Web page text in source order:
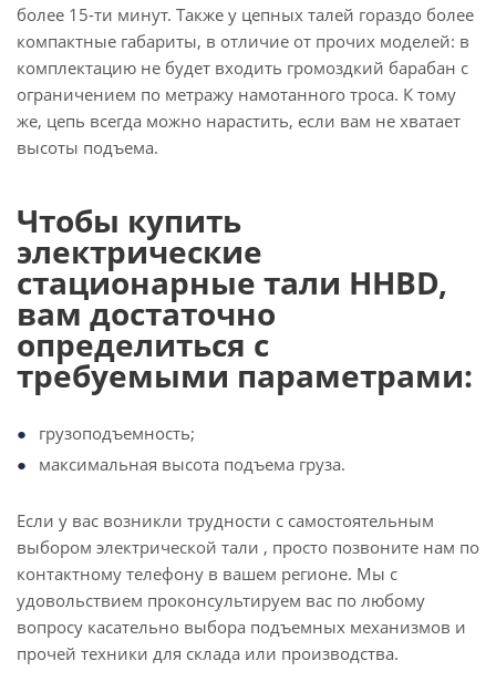
более 15-ти минут. Также у цепных талей гораздо более
компактные габариты, в отличие от прочих моделей: в
комплектацию не будет входить громоздкий барабан с
ограничением по метражу намотанного троса. К тому
же, цепь всегда можно нарастить, если вам не хватает
высоты подъема.
Чтобы купить
электрические
стационарные тали HHBD,
вам достаточно
определиться с
требуемыми параметрами:
грузоподъемность;
максимальная высота подъема груза.
Если у вас возникли трудности с самостоятельным
выбором электрической тали , просто позвоните нам по
контактному телефону в вашем регионе. Мы с
удовольствием проконсультируем вас по любому
вопросу касательно выбора подъемных механизмов и
прочей техники для склада или производства.